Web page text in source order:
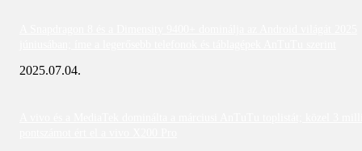
2025.07.04.